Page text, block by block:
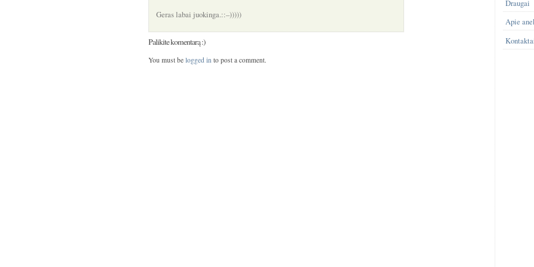
Geras labai juokinga.::–)))))
Palikite komentarą :)
You must be logged in to post a comment.
Draugai
Apie